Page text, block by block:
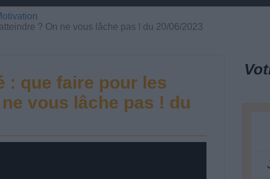
? On ne vous lâche pas ! du 20/06/2023
: que faire pour les
vous lâche pas ! du